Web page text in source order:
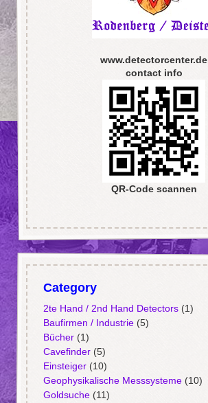
www.detectorcenter.de
contact info
QR-Code scannen
Category
2te Hand / 2nd Hand Detectors(1)
Baufirmen / Industrie(5)
Bücher(1)
Cavefinder(5)
Einsteiger(10)
Geophysikalische Messsysteme(10)
Goldsuche(11)